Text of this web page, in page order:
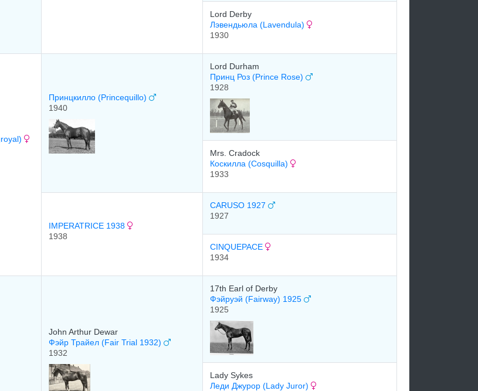
Lord Derby
Лэвендьюла (Lavendula)
1930
Принцкилло (Princequillo)
1940
Lord Durham
Принц Роз (Prince Rose)
1928
Mrs. Cradock
Коскилла (Cosquilla)
1933
IMPERATRICE 1938
1938
CARUSO 1927
1927
CINQUEPACE
1934
John Arthur Dewar
Фэйр Трайел (Fair Trial 1932)
1932
17th Earl of Derby
Фэйруэй (Fairway) 1925
1925
Lady Sykes
Леди Джурор (Lady Juror)